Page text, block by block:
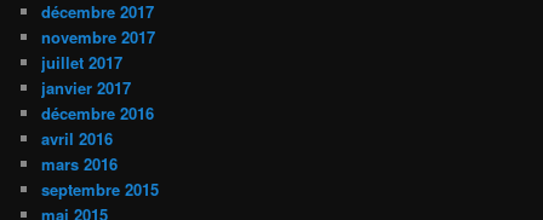
décembre 2017
novembre 2017
juillet 2017
janvier 2017
décembre 2016
avril 2016
mars 2016
septembre 2015
mai 2015